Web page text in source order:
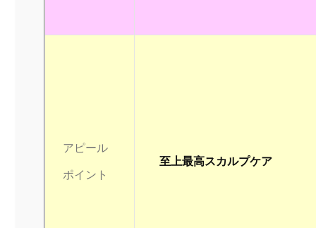
アピール
ポイント
至上最高スカルプケア